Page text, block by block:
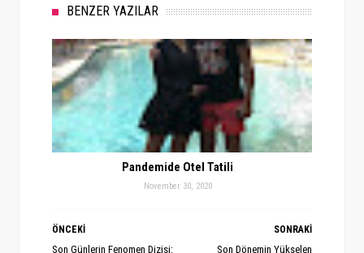
BENZER YAZILAR
Pandemide Otel Tatili
November 30, 2020
SONRAKİ
Son Dönemin Yükselen
ÖNCEKİ
Son Günlerin Fenomen Dizisi: